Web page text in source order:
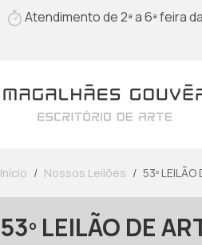
Atendimento de 2ª a 6ª feira
Início Nossos Leilões 53º
53º LEILÃO DE